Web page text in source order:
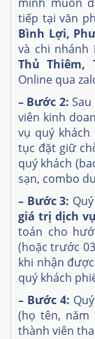
tiếp tại văn
Bình Lợi,
và chi nhánh
Thủ Thiêm,
Online qua
– Bước 2:
viên kinh
vụ quý
tục đặt giữ
quý khách
sạn, combo
– Bước 3:
giá trị dịch vụ
toán cho
(hoặc trước
khi nhận
quý khách
– Bước 4:
(họ tên, năm
thành viên